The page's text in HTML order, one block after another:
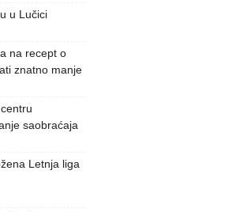
u Lučici
na recept o
znatno manje
saobraćaja
Letnja liga